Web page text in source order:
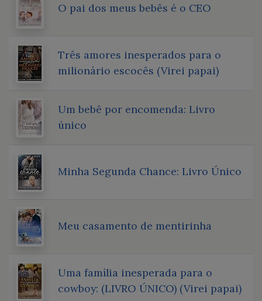
O pai dos meus bebês é o CEO
Três amores inesperados para o
milionário escocês (Virei papai)
Um bebê por encomenda: Livro
único
Minha Segunda Chance: Livro Único
Meu casamento de mentirinha
Uma família inesperada para o
cowboy: (LIVRO ÚNICO) (Virei papai)